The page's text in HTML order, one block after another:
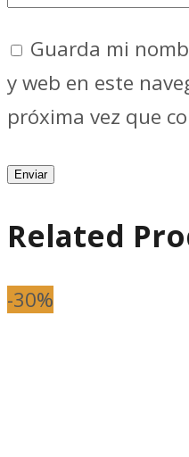
Guarda mi
y web en este
próxima vez que
Related
-30%